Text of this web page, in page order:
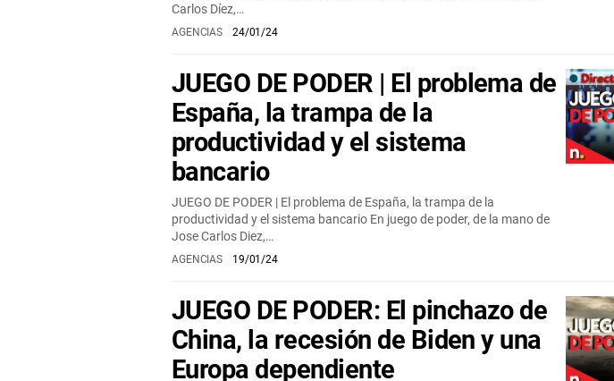
Carlos Díez,…
AGENCIAS 24/01/24
JUEGO DE PODER | El problema de
España, la trampa de la
productividad y el sistema
bancario
JUEGO DE PODER | El problema de España, la trampa de la
productividad y el sistema bancario En juego de poder, de la mano de
Jose Carlos Diez,…
AGENCIAS 19/01/24
JUEGO DE PODER: El pinchazo de
China, la recesión de Biden y una
Europa dependiente